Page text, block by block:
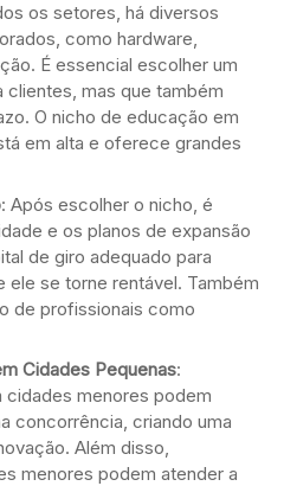
os setores, há diversos
como hardware,
É essencial escolher um
clientes, mas que também
O nicho de educação em
em alta e oferece grandes
: Após escolher o nicho, é
e os planos de expansão
de giro adequado para
ele se torne rentável. Também
de profissionais como
Cidades Pequenas:
cidades menores podem
concorrência, criando uma
Além disso,
menores podem atender a